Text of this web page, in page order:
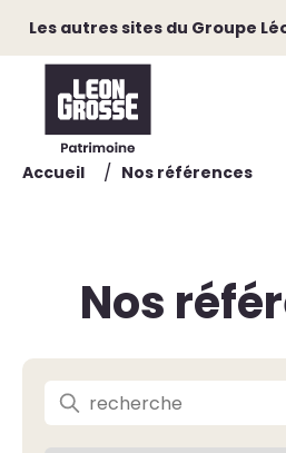
Les autres sites du Groupe
Accueil / Nos références
Nos